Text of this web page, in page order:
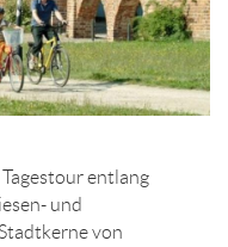
entlang
und
von